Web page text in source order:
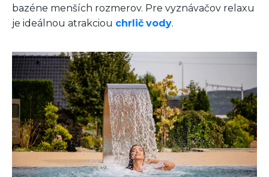
bazéne menších rozmerov. Pre vyznávačov relaxu
je ideálnou atrakciou chrlič vody.